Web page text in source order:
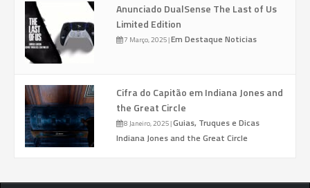
Anunciado DualSense The Last of Us
Limited Edition
7 Março, 2025|Em Destaque Noticias
Cifra do Capitão em Indiana Jones and
the Great Circle
8 Janeiro, 2025|Guias, Truques e Dicas
Indiana Jones and the Great Circle